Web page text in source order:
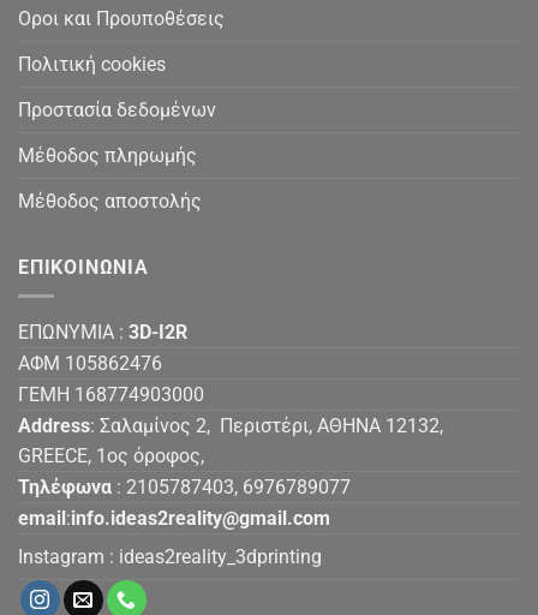
Οροι και Προυποθέσεις
Πολιτική cookies
Προστασία δεδομένων
Μέθοδος πληρωμής
Μέθοδος αποστολής
ΕΠΙΚΟΙΝΩΝΙΑ
ΕΠΩΝΥΜΙΑ : 3D-I2R
ΑΦΜ 105862476
ΓΕΜΗ 168774903000
Address: Σαλαμίνος 2, Περιστέρι, ΑΘΗΝΑ 12132,
GREECE, 1ος όροφος,
Τηλέφωνα : 2105787403, 6976789077
email :info.ideas2reality@gmail.com
Instagram : ideas2reality_3dprinting